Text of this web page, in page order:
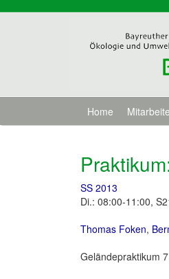
Home
SS 2013
Di.: 08:00-11:00,
Thomas Foken,
Geländepraktikum